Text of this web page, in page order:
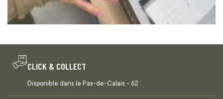
CLICK & COLLECT
Disponible dans le Pas-de-Calais - 62